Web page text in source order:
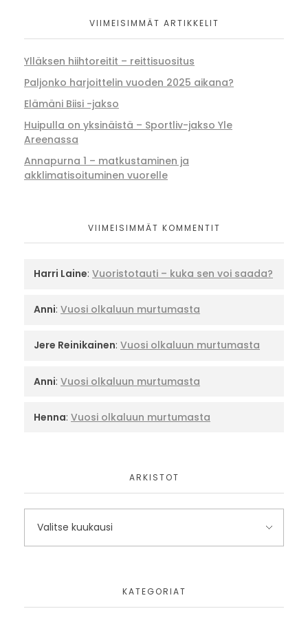
VIIMEISIMMÄT ARTIKKELIT
Ylläksen hiihtoreitit – reittisuositus
Paljonko harjoittelin vuoden 2025 aikana?
Elämäni Biisi -jakso
Huipulla on yksinäistä – Sportliv-jakso Yle
Areenassa
Annapurna 1 – matkustaminen ja
akklimatisoituminen vuorelle
VIIMEISIMMÄT KOMMENTIT
Harri Laine: Vuoristotauti – kuka sen voi saada?
Anni: Vuosi olkaluun murtumasta
Jere Reinikainen: Vuosi olkaluun murtumasta
Anni: Vuosi olkaluun murtumasta
Henna: Vuosi olkaluun murtumasta
ARKISTOT
KATEGORIAT